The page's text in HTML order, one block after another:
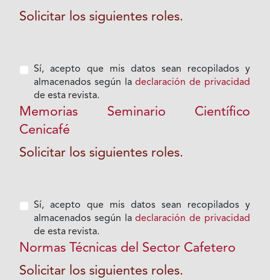
Solicitar los siguientes roles.
Sí, acepto que mis datos sean recopilados y
almacenados según ladeclaración de privacidad
de esta revista.
Memorias Seminario Científico
Cenicafé
Solicitar los siguientes roles.
Sí, acepto que mis datos sean recopilados y
almacenados según ladeclaración de privacidad
de esta revista.
Normas Técnicas del Sector Cafetero
Solicitar los siguientes roles.